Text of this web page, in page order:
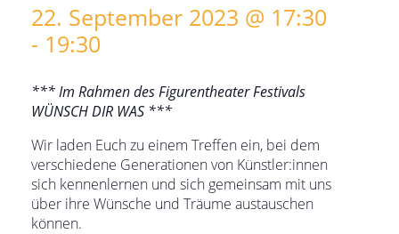
22. September 2023 @ 17:30
- 19:30
*** Im Rahmen des Figurentheater Festivals
WÜNSCH DIR WAS ***
Wir laden Euch zu einem Treffen ein, bei dem
verschiedene Generationen von Künstler:innen
sich kennenlernen und sich gemeinsam mit uns
über ihre Wünsche und Träume austauschen
können.